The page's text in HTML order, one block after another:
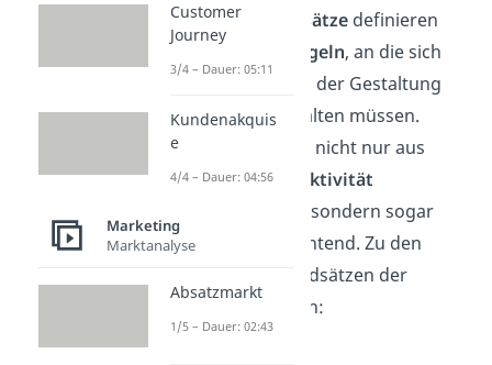
DieWerbegrundsätzedefinieren
gewisse
Grundregeln, an die sich
Unternehmen bei der Gestaltung
ihrer Werbung halten müssen.
Einige davon sind nicht nur aus
Gründen der
Effektivität
empfehlenswert, sondern sogar
rechtlich
verpflichtend. Zu den
wichtigsten Grundsätzen der
Werbung gehören:
Customer
Journey
3/4 – Dauer: 05:11
Kundenakquis
e
4/4 – Dauer: 04:56
Marketing
Marktanalyse
Absatzmarkt
1/5 – Dauer: 02:43